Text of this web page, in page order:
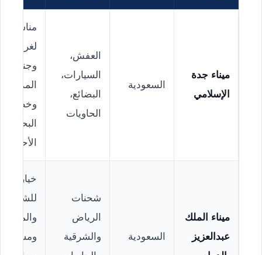
ميناء جدة
الإسلامي
السعودية
العفش،
السيارات،
البضائع،
الحاويات
مناسب
لغرب
وجنوب
المملكة
وخطوط
البحر
الأحمر.
ميناء الملك
عبدالعزيز
السعودية
شحنات
الرياض
والشرقية
خيار قوي
للشركات
والمصانع